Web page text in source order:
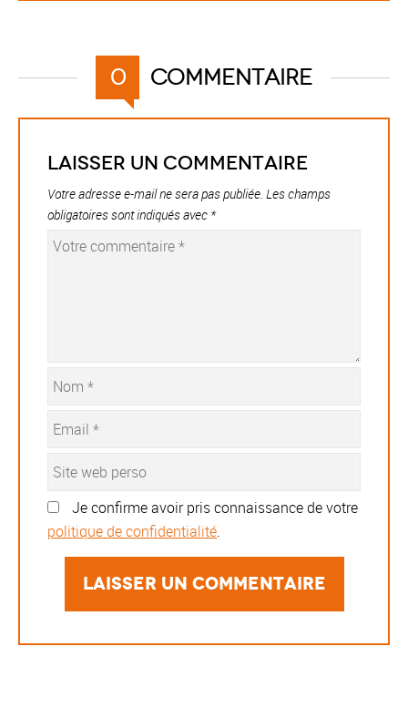
0 Commentaire
Laisser un commentaire
Votre adresse e-mail ne sera pas publiée. Les champs
obligatoires sont indiqués avec *
Je confirme avoir pris connaissance de votre
politique de confidentialité.